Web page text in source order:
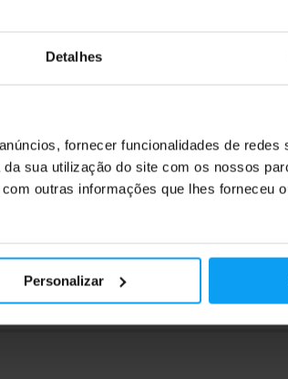
Detalhes
fornecer funcionalidades de redes
sua utilização do site com os nossos
outras informações que lhes forneceu
Personalizar
55,18€